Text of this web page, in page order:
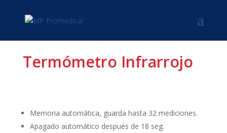
Termómetro Infrarrojo
Memoria automática, guarda hasta 32 mediciones.
Apagado automático después de 18 seg.